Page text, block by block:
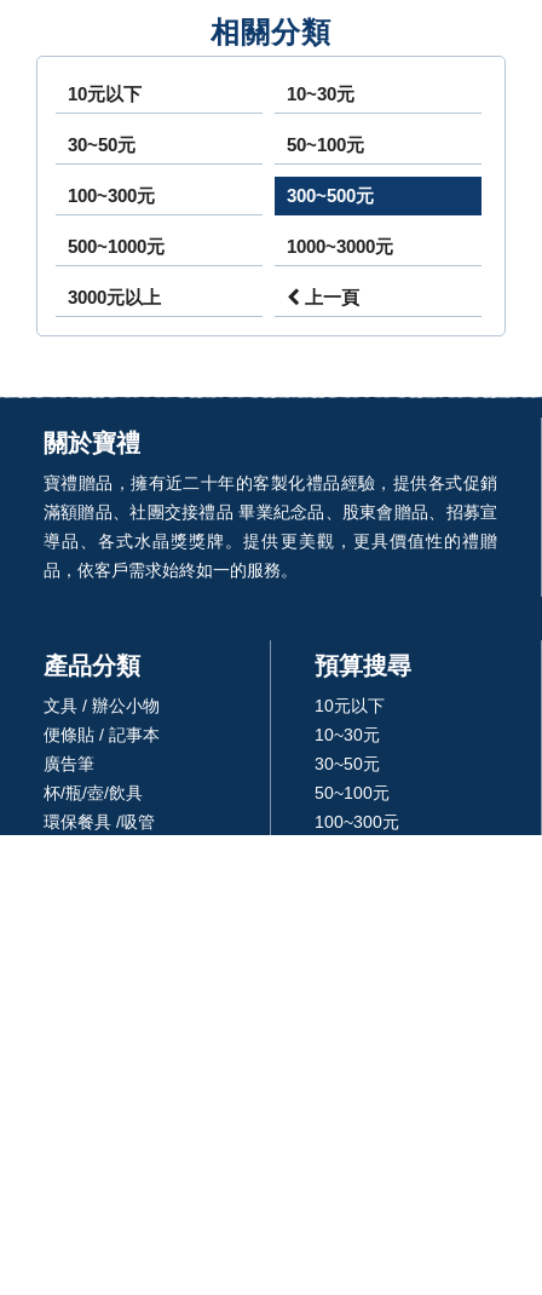
相關分類
10元以下 10~30元
30~50元 50~100元
100~300元 300~500元
500~1000元 1000~3000元
3000元以上 上一頁
關於寶禮
寶禮贈品，擁有近二十年的客製化禮品經驗，提供各式促銷
滿額贈品、社團交接禮品 畢業紀念品、股東會贈品、招募宣
導品、各式水晶獎獎牌。提供更美觀，更具價值性的禮贈
品，依客戶需求始終如一的服務。
產品分類
文具 / 辦公小物
便條貼 / 記事本
廣告筆
杯/瓶/壺/飲具
環保餐具 /吸管
預算搜尋
10元以下
10~30元
30~50元
50~100元
100~300元